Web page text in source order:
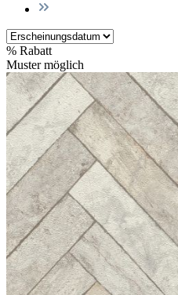
% Rabatt
Muster möglich